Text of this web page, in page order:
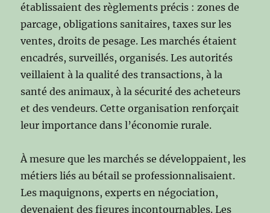
établissaient des règlements précis : zones de
parcage, obligations sanitaires, taxes sur les
ventes, droits de pesage. Les marchés étaient
encadrés, surveillés, organisés. Les autorités
veillaient à la qualité des transactions, à la
santé des animaux, à la sécurité des acheteurs
et des vendeurs. Cette organisation renforçait
leur importance dans l’économie rurale.
À mesure que les marchés se développaient, les
métiers liés au bétail se professionnalisaient.
Les maquignons, experts en négociation,
devenaient des figures incontournables. Les